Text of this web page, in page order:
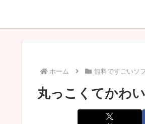
ホーム 無料ですごいソ
丸っこくてかわ